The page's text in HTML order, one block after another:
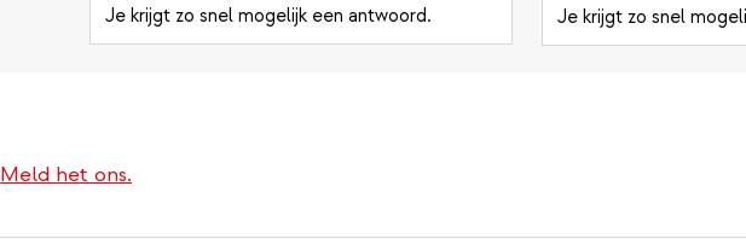
Je krijgt zo snel mogelijk een antwoord. Je krijgt zo snel
Meld het ons.